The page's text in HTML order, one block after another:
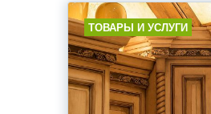
ТОВАРЫ И УСЛУГИ